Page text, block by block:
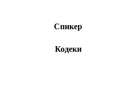
Спикер
Кодеки